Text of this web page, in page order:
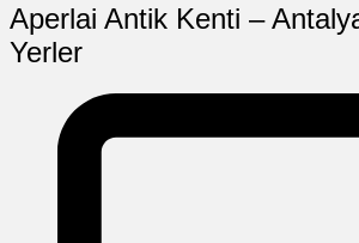
Aperlai Antik Kenti –
Yerler